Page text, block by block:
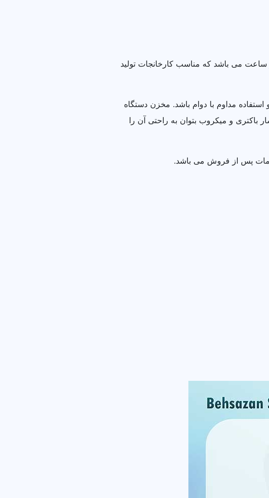
تولید شده توسط بهسازان صنعت تدبیر دارای ظرفیت ۱۰۰ الی ۲۰۰ کیلوگرم در ساعت می باشد که مناسب کارخانجات تولید
مداوم با دوام باشد. مخزن دستگاه
و میکروب بتوان به راحتی آن را